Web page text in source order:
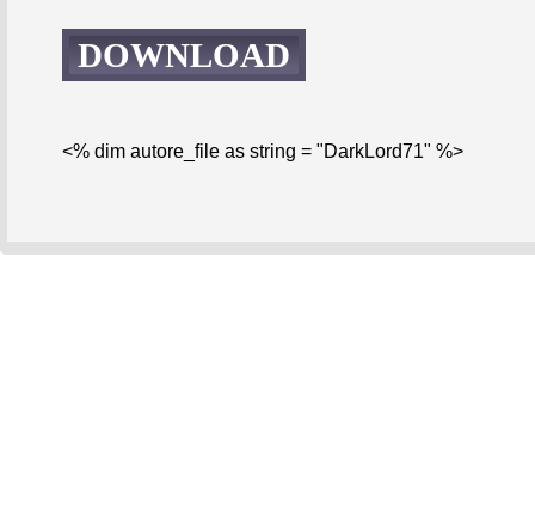
DOWNLOAD
<% dim autore_file as string = "DarkLord71" %>